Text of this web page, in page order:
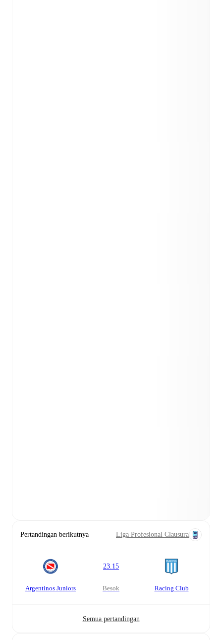
Pertandingan berikutnya Liga Profesional Clausura
Argentinos Juniors
23.15
besok Racing Club
Semua pertandingan